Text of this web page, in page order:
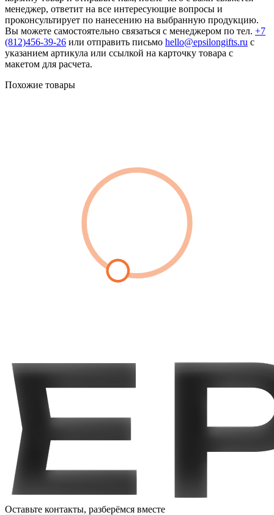
менеджер, ответит на все интересующие вопросы и
проконсультирует по нанесению на выбранную продукцию.
Вы можете самостоятельно связаться с менеджером по тел. +7
(812)456-39-26 или отправить письмо hello@epsilongifts.ru с
указанием артикула или ссылкой на карточку товара с
макетом для расчета.
Похожие товары
Оставьте контакты, разберёмся вместе